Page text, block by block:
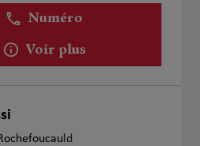
Numéro
Voir plus